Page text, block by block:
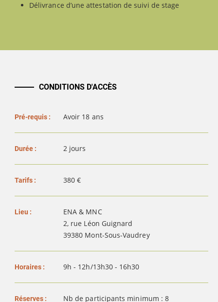
Délivrance d’une attestation de suivi de stage
CONDITIONS D'ACCÈS
Pré-requis : Avoir 18 ans
Durée : 2 jours
Tarifs : 380 €
Lieu :
ENA & MNC
2, rue Léon Guignard
39380 Mont-Sous-Vaudrey
Horaires : 9h - 12h/13h30 - 16h30
Réserves : Nb de participants minimum : 8